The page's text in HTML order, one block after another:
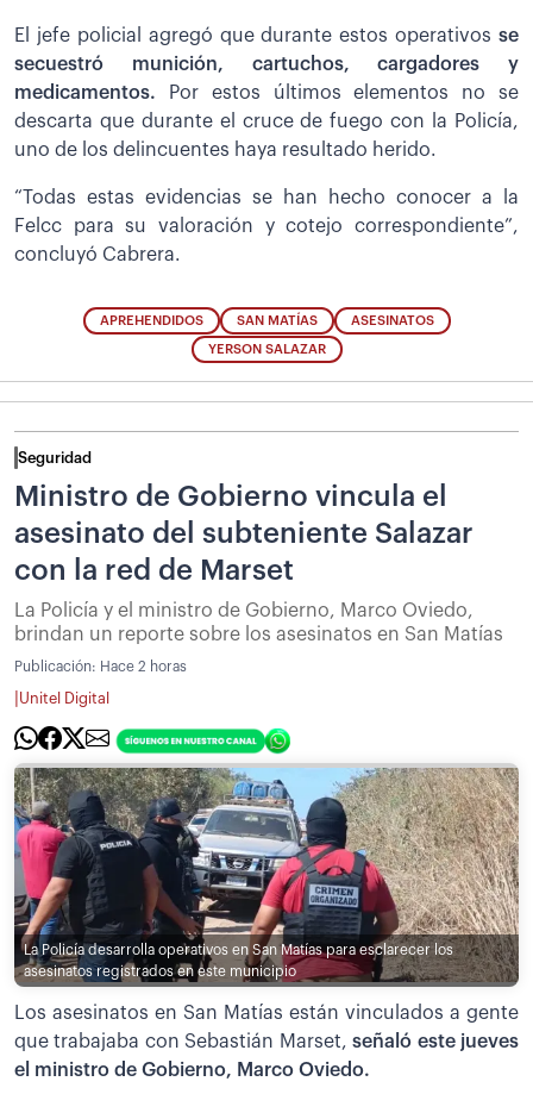
El jefe policial agregó que durante estos operativos se
secuestró munición, cartuchos, cargadores y
medicamentos. Por estos últimos elementos no se
descarta que durante el cruce de fuego con la Policía,
uno de los delincuentes haya resultado herido.
“Todas estas evidencias se han hecho conocer a la
Felcc para su valoración y cotejo correspondiente”,
concluyó Cabrera.
APREHENDIDOS SAN MATÍAS ASESINATOS
YERSON SALAZAR
Seguridad
Ministro de Gobierno vincula el
asesinato del subteniente Salazar
con la red de Marset
La Policía y el ministro de Gobierno, Marco Oviedo,
brindan un reporte sobre los asesinatos en San Matías
Publicación: Hace 2 horas
Unitel Digital
La Policía desarrolla operativos en San Matías para esclarecer los
asesinatos registrados en este municipio
Los asesinatos en San Matías están vinculados a gente
que trabajaba con Sebastián Marset,señaló este jueves
el ministro de Gobierno, Marco Oviedo.